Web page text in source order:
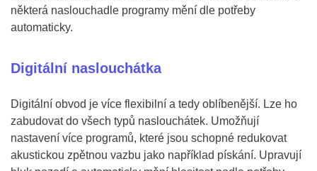
některá naslouchadle programy mění dle potřeby
automaticky.
Digitální naslouchátka
Digitální obvod je více flexibilní a tedy oblíbenější. Lze ho
zabudovat do všech typů naslouchátek. Umožňují
nastavení více programů, které jsou schopné redukovat
akustickou zpětnou vazbu jako například pískání. Upravují